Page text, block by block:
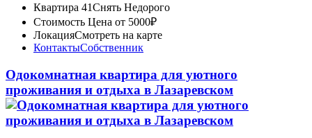
Квартира 41Снять Недорого
Стоимость Цена от 5000₽
ЛокацияСмотреть на карте
КонтактыСобственник
Одокомнатная квартира для уютного
проживания и отдыха в Лазаревском